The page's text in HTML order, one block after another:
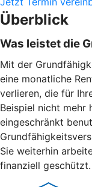
Überblick
Was leistet die
Mit der
eine monatliche
verlieren, die für
Beispiel nicht mehr
eingeschränkt
Sie weiterhin
finanziell geschützt.